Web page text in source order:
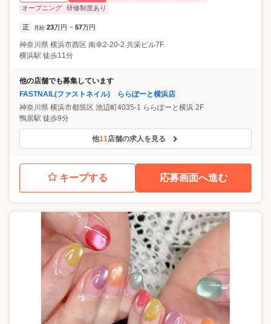
オープニング 研修制度あり
正 月給 23万円 ~ 57万円
神奈川県 横浜市西区 南幸2-20-2 共栄ビル7F
横浜駅 徒歩11分
他の店舗でも募集しています
FASTNAIL(ファストネイル) ららぽーと横浜店
神奈川県 横浜市都筑区 池辺町4035-1 ららぽーと横浜 2F
鴨居駅 徒歩9分
他11店舗の求人を見る
キープする 応募画面へ進む